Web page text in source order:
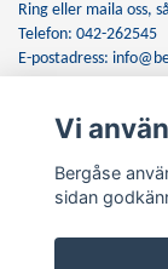
Ring eller maila oss,
Telefon: 042-262545
E-postadress:
Anmäl dig till vårt
Vi
Bergåse
sidan